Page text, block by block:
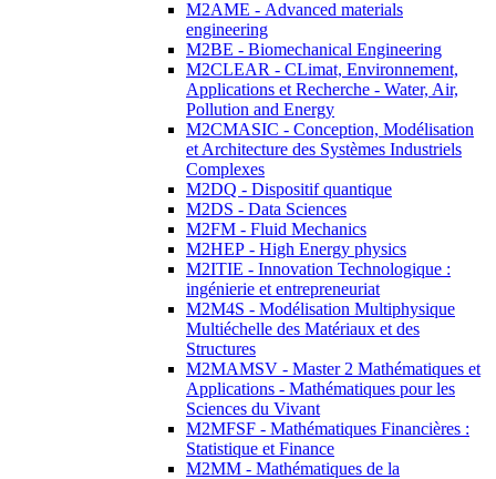
M2AME - Advanced materials
engineering
M2BE - Biomechanical Engineering
M2CLEAR - CLimat, Environnement,
Applications et Recherche - Water, Air,
Pollution and Energy
M2CMASIC - Conception, Modélisation
et Architecture des Systèmes Industriels
Complexes
M2DQ - Dispositif quantique
M2DS - Data Sciences
M2FM - Fluid Mechanics
M2HEP - High Energy physics
M2ITIE - Innovation Technologique :
ingénierie et entrepreneuriat
M2M4S - Modélisation Multiphysique
Multiéchelle des Matériaux et des
Structures
M2MAMSV - Master 2 Mathématiques et
Applications - Mathématiques pour les
Sciences du Vivant
M2MFSF - Mathématiques Financières :
Statistique et Finance
M2MM - Mathématiques de la